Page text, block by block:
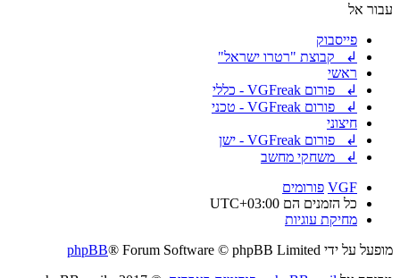
עבור אל
פייסבוק
↲ קבוצת "רטרו ישראל"
ראשי
↲ פורום VGFreak - כללי
↲ פורום VGFreak - טכני
חיצוני
↲ פורום VGFreak - ישן
↲ משחקי מחשב
VGF פורומים
כל הזמנים הם UTC+03:00
מחיקת עוגיות
מופעל על ידי
phpBB® Forum Software © phpBB Limited